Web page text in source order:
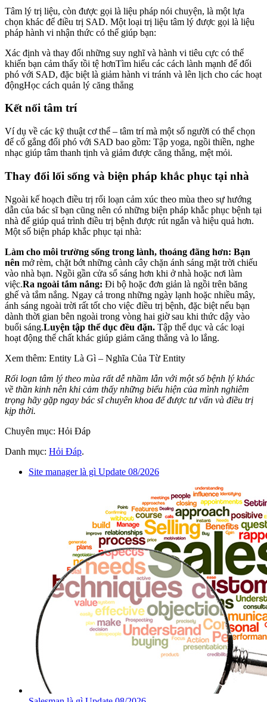
Tâm lý trị liệu, còn được gọi là liệu pháp nói chuyện, là một lựa
chọn khác để điều trị SAD. Một loại trị liệu tâm lý được gọi là liệu
pháp hành vi nhận thức có thể giúp bạn:
Xác định và thay đổi những suy nghĩ và hành vi tiêu cực có thể
khiến bạn cảm thấy tồi tệ hơnTìm hiểu các cách lành mạnh để đối
phó với SAD, đặc biệt là giảm hành vi tránh và lên lịch cho các hoạt
độngHọc cách quản lý căng thẳng
Kết nối tâm trí
Ví dụ về các kỹ thuật cơ thể – tâm trí mà một số người có thể chọn
để cố gắng đối phó với SAD bao gồm: Tập yoga, ngồi thiền, nghe
nhạc giúp tâm thanh tịnh và giảm được căng thẳng, mệt mỏi.
Thay đổi lối sống và biện pháp khắc phục tại nhà
Ngoài kế hoạch điều trị rối loạn cảm xúc theo mùa theo sự hướng
dẫn của bác sĩ bạn cũng nên có những biện pháp khắc phục bệnh tại
nhà để giúp quá trình điều trị bệnh được rút ngắn và hiệu quả hơn.
Một số biện pháp khắc phục tại nhà:
Làm cho môi trường sống trong lành, thoáng đãng hơn: Bạn
nên mở rèm, chặt bớt những cành cây chặn ánh sáng mặt trời chiếu
vào nhà bạn. Ngồi gần cửa sổ sáng hơn khi ở nhà hoặc nơi làm
việc.Ra ngoài tắm nắng: Đi bộ hoặc đơn giản là ngồi trên băng
ghế và tắm nắng. Ngay cả trong những ngày lạnh hoặc nhiều mây,
ánh sáng ngoài trời rất tốt cho việc điều trị bệnh, đặc biệt nếu bạn
dành thời gian bên ngoài trong vòng hai giờ sau khi thức dậy vào
buổi sáng.Luyện tập thể dục đều đặn. Tập thể dục và các loại
hoạt động thể chất khác giúp giảm căng thẳng và lo lắng.
Xem thêm: Entity Là Gì – Nghĩa Của Từ Entity
Rối loạn tâm lý theo mùa rất dễ nhầm lẫn với một số bệnh lý khác
về thần kinh nên khi cảm thấy những biểu hiện của mình nghiêm
trọng hãy gặp ngay bác sĩ chuyên khoa để được tư vấn và điều trị
kịp thời.
Chuyên mục: Hỏi Đáp
Danh mục: Hỏi Đáp.
Site manager là gì Update 08/2026